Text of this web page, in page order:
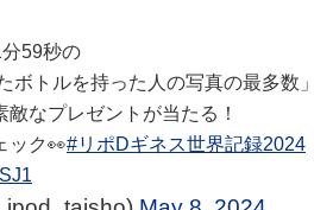
59秒の
ボトルを持った人の写真の最多数」
なプレゼントが当たる！
ック👀#リポDギネス世界記録2024